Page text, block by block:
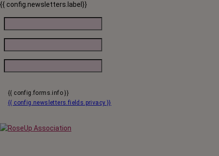
{{ config.newsletters.label}}
{{ config.forms.info }}
{{ config.newsletters.fields.privacy }}